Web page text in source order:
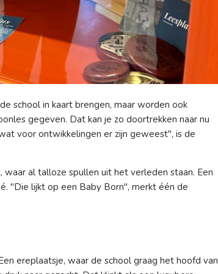
school in kaart brengen, maar worden ook
gegeven. Dat kan je zo doortrekken naar nu
voor ontwikkelingen er zijn geweest", is de
al talloze spullen uit het verleden staan. Een
"Die lijkt op een Baby Born", merkt één de
ereplaatsje, waar de school graag het hoofd van